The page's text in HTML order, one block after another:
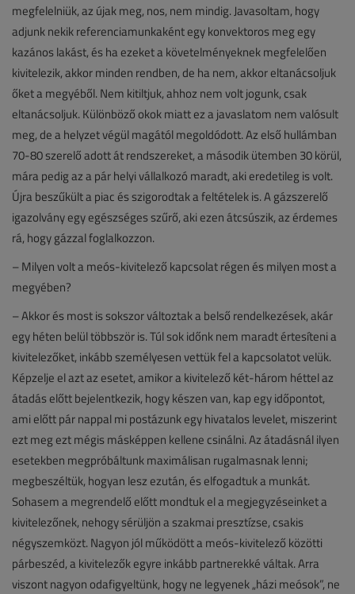
megfelelniük, az újak meg, nos, nem mindig. Javasoltam, hogy
adjunk nekik referenciamunkaként egy konvektoros meg egy
kazános lakást, és ha ezeket a követelményeknek megfelelően
kivitelezik, akkor minden rendben, de ha nem, akkor eltanácsoljuk
őket a megyéből. Nem kitiltjuk, ahhoz nem volt jogunk, csak
eltanácsoljuk. Különböző okok miatt ez a javaslatom nem valósult
meg, de a helyzet végül magától megoldódott. Az első hullámban
70-80 szerelő adott át rendszereket, a második ütemben 30 körül,
mára pedig az a pár helyi vállalkozó maradt, aki eredetileg is volt.
Újra beszűkült a piac és szigorodtak a feltételek is. A gázszerelő
igazolvány egy egészséges szűrő, aki ezen átcsúszik, az érdemes
rá, hogy gázzal foglalkozzon.
– Milyen volt a meós-kivitelező kapcsolat régen és milyen most a
megyében?
– Akkor és most is sokszor változtak a belső rendelkezések, akár
egy héten belül többször is. Túl sok időnk nem maradt értesíteni a
kivitelezőket, inkább személyesen vettük fel a kapcsolatot velük.
Képzelje el azt az esetet, amikor a kivitelező két-három héttel az
átadás előtt bejelentkezik, hogy készen van, kap egy időpontot,
ami előtt pár nappal mi postázunk egy hivatalos levelet, miszerint
ezt meg ezt mégis másképpen kellene csinálni. Az átadásnál ilyen
esetekben megpróbáltunk maximálisan rugalmasnak lenni;
megbeszéltük, hogyan lesz ezután, és elfogadtuk a munkát.
Sohasem a megrendelő előtt mondtuk el a megjegyzéseinket a
kivitelezőnek, nehogy sérüljön a szakmai presztízse, csakis
négyszemközt. Nagyon jól működött a meós-kivitelező közötti
párbeszéd, a kivitelezők egyre inkább partnerekké váltak. Arra
viszont nagyon odafigyeltünk, hogy ne legyenek „házi meósok”, ne